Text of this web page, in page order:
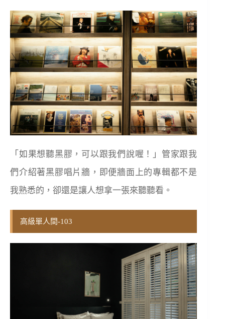
「如果想聽黑膠，可以跟我們說喔！」管家跟我
們介紹著黑膠唱片牆，即便牆面上的專輯都不是
我熟悉的，卻還是讓人想拿一張來聽聽看。
高級單人間-103